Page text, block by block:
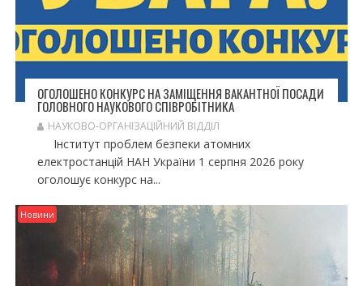
В
ОГОЛОШЕНО КОНКУРС НА ЗАМІЩЕННЯ ВАКАНТНОЇ ПОСАДИ
ГОЛОВНОГО НАУКОВОГО СПІВРОБІТНИКА
НАУКОВО-ОРГАНІЗАЦІЙНИЙ ВІДДІЛ
Інститут проблем безпеки атомних
електростанцій НАН України 1 серпня 2026 року
оголошує конкурс на...
Новини